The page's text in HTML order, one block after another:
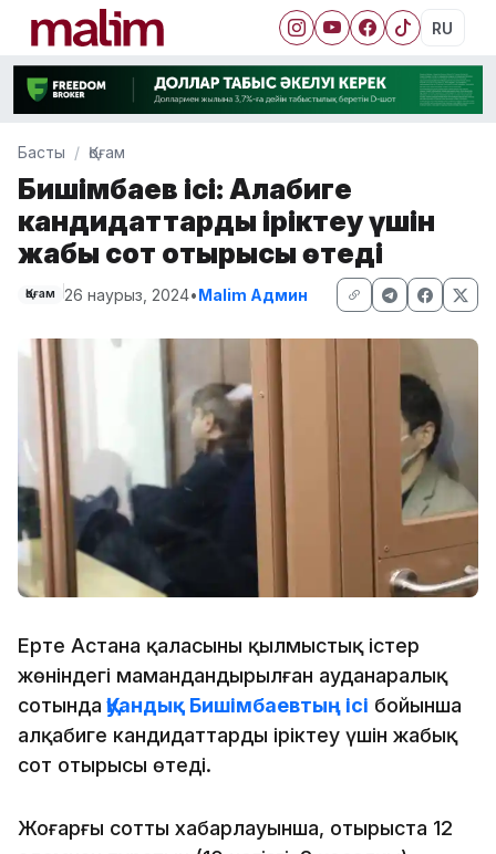
RU
Басты Қоғам
Бишімбаев ісі: Алқабиге
кандидаттарды іріктеу үшін
жабық сот отырысы өтеді
Қоғам 26 наурыз, 2024•Malim Админ
Ертең Астана қаласының қылмыстық істер
жөніндегі мамандандырылған ауданаралық
сотында Қуандық Бишімбаевтың ісі бойынша
алқабиге кандидаттарды іріктеу үшін жабық
сот отырысы өтеді.
Жоғарғы соттың хабарлауынша, отырыста 12